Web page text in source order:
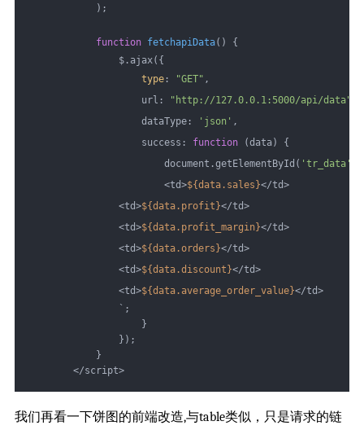
);
function fetchapiData() {
$.ajax({
type : "GET" ,
url:
"http://127.0.0.1:5000/api/data"
dataType:
'json' ,
success: function (data) {
document.getElementById( 'tr_data'
<td>${data.sales}</td>
<td>${data.profit}</td>
<td>${data.profit_margin}</td>
<td>${data.orders}</td>
<td>${data.discount}</td>
<td>${data.average_order_value}</td>
`;
}
});
}
</script>
我们再看一下饼图的前端改造,与table类似，只是请求的链